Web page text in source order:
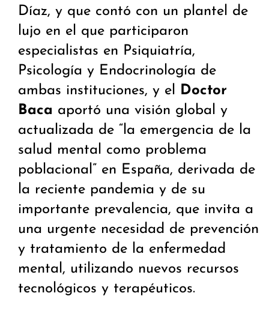
Díaz, y que contó con un plantel de
lujo en el que participaron
especialistas en Psiquiatría,
Psicología y Endocrinología de
ambas instituciones, y el Doctor
Baca aportó una visión global y
actualizada de “la emergencia de la
salud mental como problema
poblacional” en España, derivada de
la reciente pandemia y de su
importante prevalencia, que invita a
una urgente necesidad de prevención
y tratamiento de la enfermedad
mental, utilizando nuevos recursos
tecnológicos y terapéuticos.